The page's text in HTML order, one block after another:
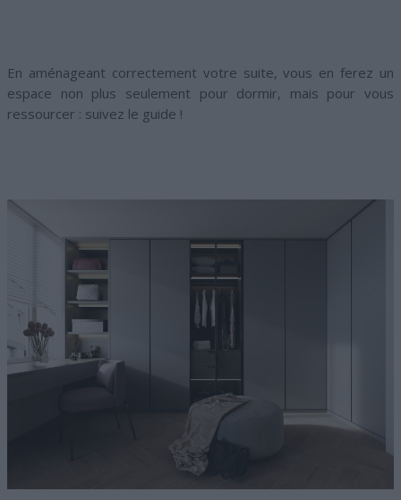
En aménageant correctement votre suite, vous en ferez un
espace non plus seulement pour dormir, mais pour vous
ressourcer : suivez le guide !